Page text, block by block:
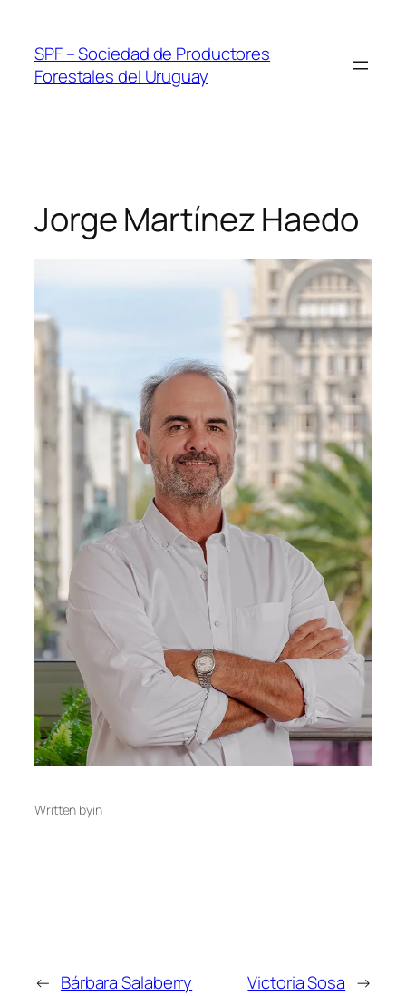
content
SPF – Sociedad de Productores
Forestales del Uruguay
Jorge Martínez Haedo
Written byin
← Bárbara Salaberry Victoria Sosa →